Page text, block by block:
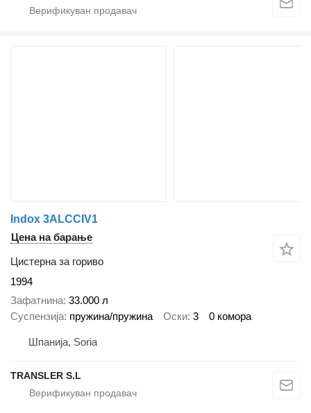
Indox 3ALCCIV1
Цена на барање
Цистерна за гориво
1994
Зафатнина 33.000 л
Суспензија пружина/пружина Оски 3 0 комора
Шпанија, Soria
TRANSLER S.L